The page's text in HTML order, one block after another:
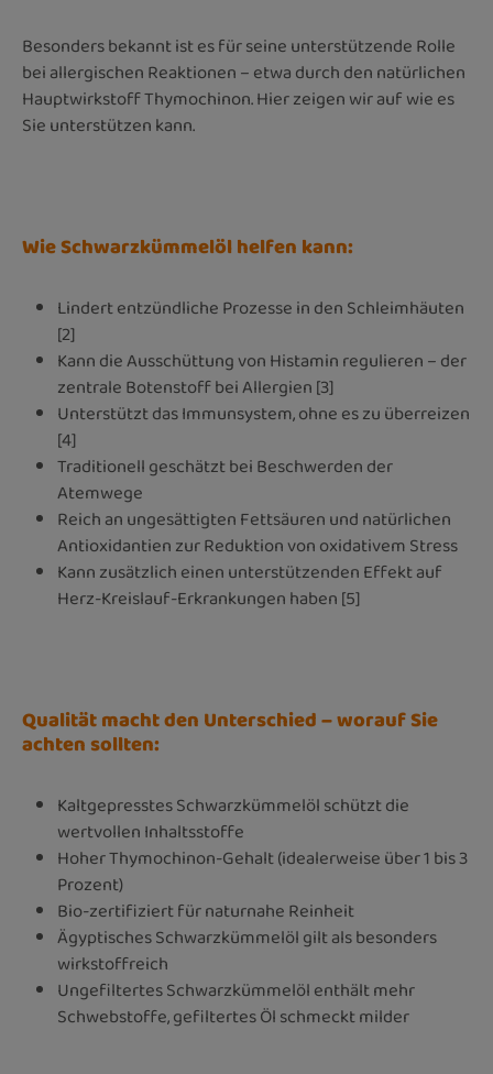
Besonders bekannt ist es für seine unterstützende Rolle
bei allergischen Reaktionen – etwa durch den natürlichen
Hauptwirkstoff Thymochinon. Hier zeigen wir auf wie es
Sie unterstützen kann.
Wie Schwarzkümmelöl helfen kann:
Lindert entzündliche Prozesse in den Schleimhäuten
[2]
Kann die Ausschüttung von Histamin regulieren – der
zentrale Botenstoff bei Allergien [3]
Unterstützt das Immunsystem, ohne es zu überreizen
[4]
Traditionell geschätzt bei Beschwerden der
Atemwege
Reich an ungesättigten Fettsäuren und natürlichen
Antioxidantien zur Reduktion von oxidativem Stress
Kann zusätzlich einen unterstützenden Effekt auf
Herz-Kreislauf-Erkrankungen haben [5]
Qualität macht den Unterschied – worauf Sie
achten sollten:
Kaltgepresstes Schwarzkümmelöl schützt die
wertvollen Inhaltsstoffe
Hoher Thymochinon-Gehalt (idealerweise über 1 bis 3
Prozent)
Bio-zertifiziert für naturnahe Reinheit
Ägyptisches Schwarzkümmelöl gilt als besonders
wirkstoffreich
Ungefiltertes Schwarzkümmelöl enthält mehr
Schwebstoffe, gefiltertes Öl schmeckt milder